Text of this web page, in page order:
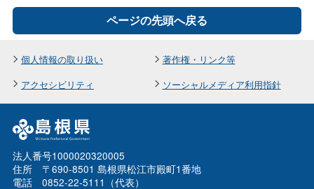
ページの先頭へ戻る
個人情報の取り扱い
著作権・リンク等
アクセシビリティ
ソーシャルメディア利用指針
法人番号1000020320005
住所 〒690-8501 島根県松江市殿町1番地
電話 0852-22-5111（代表）